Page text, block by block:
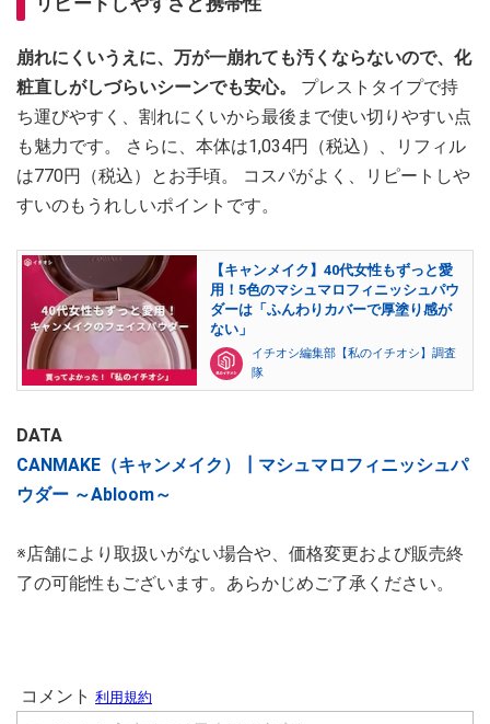
崩れにくいうえに、万が一崩れても汚くならないので、化
粧直しがしづらいシーンでも安心。
プレストタイプで持
ち運びやすく、割れにくいから最後まで使い切りやすい点
も魅力です。 さらに、本体は1,034円（税込）、リフィル
は770円（税込）とお手頃。 コスパがよく、リピートしや
すいのもうれしいポイントです。
【キャンメイク】40代女性もずっと愛
用！5色のマシュマロフィニッシュパウ
ダーは「ふんわりカバーで厚塗り感が
ない」
イチオシ編集部【私のイチオシ】調査
隊
DATA
CANMAKE（キャンメイク）┃マシュマロフィニッシュパ
ウダー ～Abloom～
※店舗により取扱いがない場合や、価格変更および販売終
了の可能性もございます。あらかじめご了承ください。